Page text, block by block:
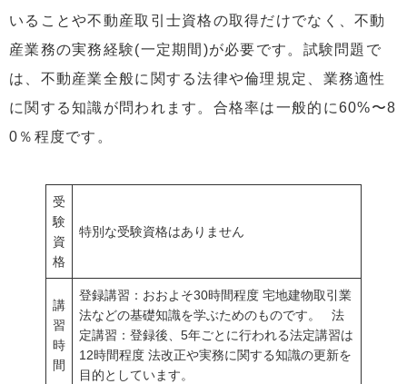
いることや不動産取引士資格の取得だけでなく、不動
産業務の実務経験(一定期間)が必要です。試験問題で
は、不動産業全般に関する法律や倫理規定、業務適性
に関する知識が問われます。合格率は一般的に60%〜8
0％程度です。
受
験
資
格
特別な受験資格はありません
講
習
時
間
登録講習：おおよそ30時間程度 宅地建物取引業
法などの基礎知識を学ぶためのものです。 法
定講習：登録後、5年ごとに行われる法定講習は
12時間程度 法改正や実務に関する知識の更新を
目的としています。